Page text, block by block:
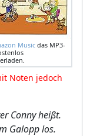
Musicdas MP3-
Noten jedoch
Conny heißt.
Galopp los.